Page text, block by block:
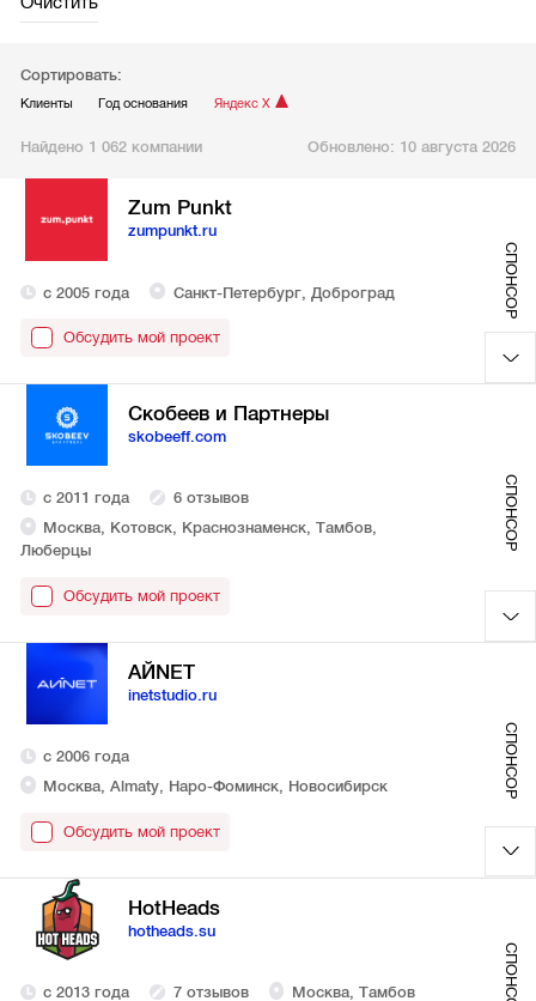
Сортировать:
Клиенты Год основания Яндекс Х
Найдено 1 062 компании Обновлено: 10 августа 2026
Zum Punkt
zumpunkt.ru
с 2005 года Санкт-Петербург, Доброград
Обсудить мой проект
СПОНСОР
Скобеев и Партнеры
skobeeff.com
с 2011 года
6 отзывов
Москва, Котовск, Краснознаменск, Тамбов,
Люберцы
Обсудить мой проект
СПОНСОР
АЙNET
inetstudio.ru
с 2006 года
Москва, Almaty, Наро-Фоминск, Новосибирск
Обсудить мой проект
СПОНСОР
HotHeads
hotheads.su
с 2013 года 7 отзывов Москва, Тамбов СПОНСОР